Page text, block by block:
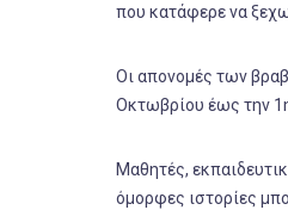
που κατάφερε να
Οι απονομές των
Οκτωβρίου έως την
Mαθητές,
όμορφες ιστορίες